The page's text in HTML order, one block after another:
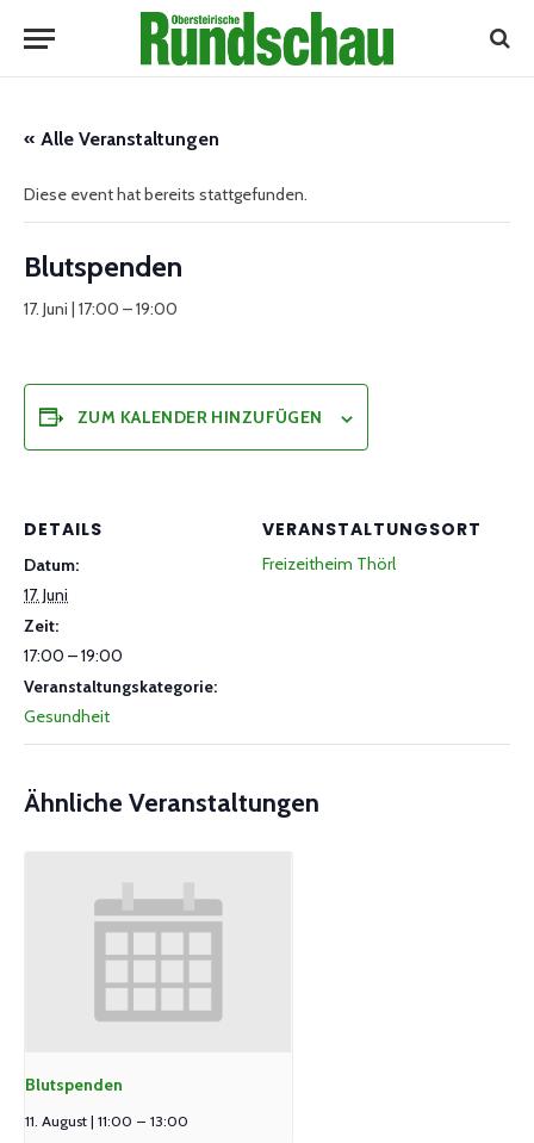
« Alle Veranstaltungen
Diese event hat bereits stattgefunden.
Blutspenden
17. Juni | 17:00 –19:00
ZUM KALENDER HINZUFÜGEN
DETAILS
Datum:
17. Juni
Zeit:
17:00 – 19:00
Veranstaltungskategorie:
Gesundheit
VERANSTALTUNGSORT
Freizeitheim Thörl
Ähnliche Veranstaltungen
Blutspenden
11. August | 11:00 – 13:00